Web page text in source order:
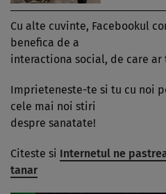
Cu alte cuvinte, Facebookul
benefica de a
interactiona social, de care
Imprieteneste-te si tu cu noi
cele mai noi stiri
despre sanatate!
Citeste si Internetul ne
tanar